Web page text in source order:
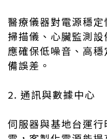
醫療儀器對電源穩
掃描儀、心臟監測
應確保低噪音、高
備誤差。
2. 通訊與數據中心
伺服器與基地台運